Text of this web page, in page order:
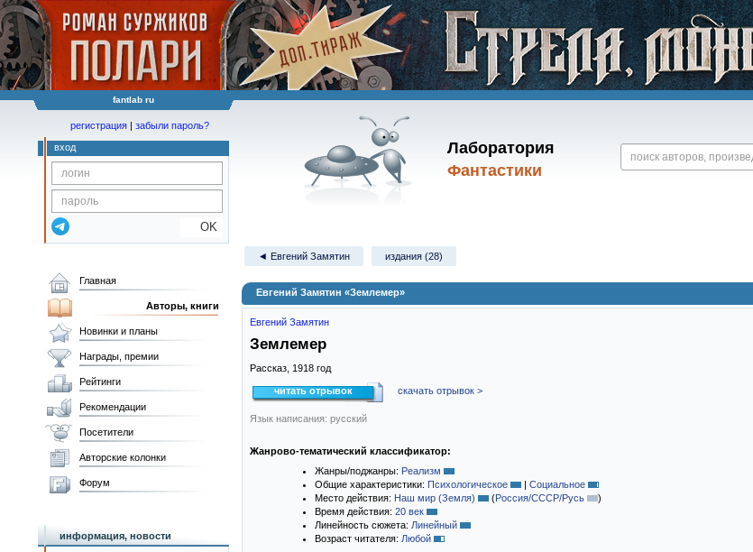
fantlab ru
Лаборатория
Фантастики
регистрация | забыли пароль?
вход
OK
◄ Евгений Замятин издания (28)
Евгений Замятин «Землемер»
Евгений Замятин
Землемер
Рассказ, 1918 год
читать отрывок скачать отрывок >
Язык написания: русский
Жанрово-тематический классификатор:
Жанры/поджанры: Реализм
Общие характеристики: Психологическое | Социальное
Место действия: Наш мир (Земля) (Россия/СССР/Русь
)
Время действия: 20 век
Линейность сюжета: Линейный
Возраст читателя: Любой
Главная
Авторы, книги
Новинки и планы
Награды, премии
Рейтинги
Рекомендации
Посетители
Авторские колонки
Форум
информация, новости